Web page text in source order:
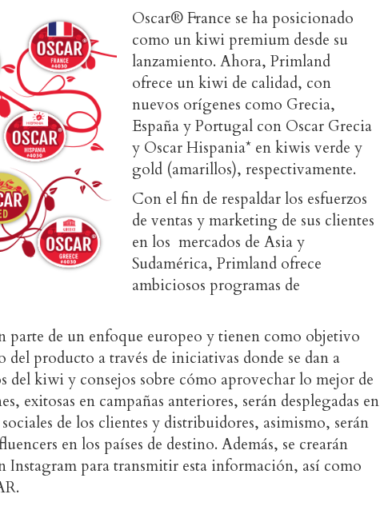
Oscar® France se ha posicionado
como un kiwi premium desde su
lanzamiento. Ahora, Primland
ofrece un kiwi de calidad, con
nuevos orígenes como Grecia,
España y Portugal con Oscar Grecia
y Oscar Hispania* en kiwis verde y
gold (amarillos), respectivamente.
Con el fin de respaldar los esfuerzos
de ventas y marketing de sus clientes
en los mercados de Asia y
Sudamérica, Primland ofrece
ambiciosos programas de
parte de un enfoque europeo y tienen como objetivo
del producto a través de iniciativas donde se dan a
del kiwi y consejos sobre cómo aprovechar lo mejor de
exitosas en campañas anteriores, serán desplegadas en
de los clientes y distribuidores, asimismo, serán
en los países de destino. Además, se crearán
Instagram para transmitir esta información, así como